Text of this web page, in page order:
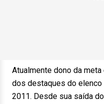
Atualmente dono da
dos destaques do
2011. Desde sua saída